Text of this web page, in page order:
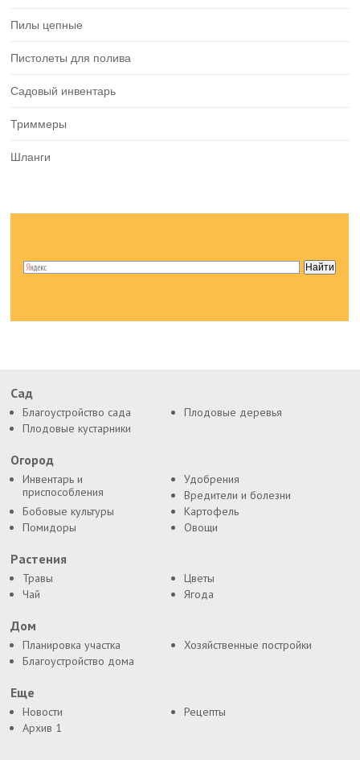
Пилы цепные
Пистолеты для полива
Садовый инвентарь
Триммеры
Шланги
Сад
Благоустройство сада
Плодовые деревья
Плодовые кустарники
Огород
Инвентарь и
приспособления
Удобрения
Вредители и болезни
Бобовые культуры
Картофель
Помидоры
Овощи
Растения
Травы
Цветы
Чай
Ягода
Дом
Планировка участка
Хозяйственные постройки
Благоустройство дома
Еще
Новости
Рецепты
Архив 1